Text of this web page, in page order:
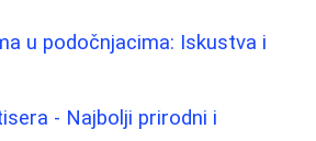
u podočnjacima: Iskustva i
- Najbolji prirodni i